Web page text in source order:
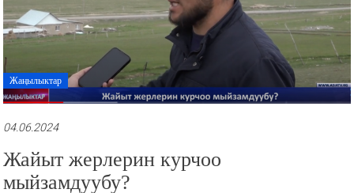
Жаңылыктар
04.06.2024
Жайыт жерлерин курчоо
мыйзамдуубу?